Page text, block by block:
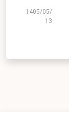
1405/05/
13